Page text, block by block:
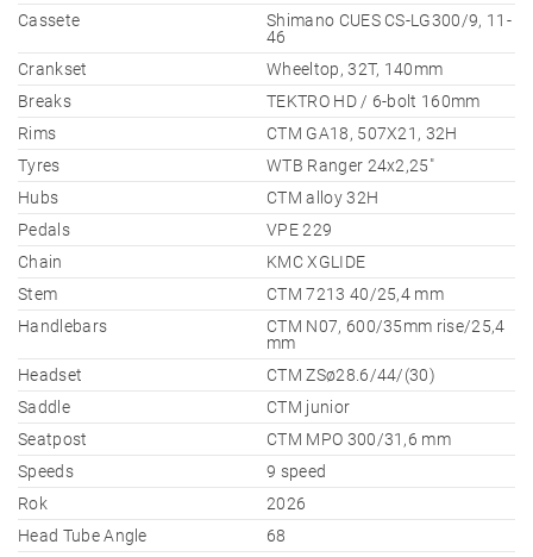
Cassete
Shimano CUES CS-LG300/9, 11-
46
Crankset
Wheeltop, 32T, 140mm
Breaks
TEKTRO HD / 6-bolt 160mm
Rims
CTM GA18, 507X21, 32H
Tyres
WTB Ranger 24x2,25"
Hubs
CTM alloy 32H
Pedals
VPE 229
Chain
KMC XGLIDE
Stem
CTM 7213 40/25,4 mm
Handlebars
CTM N07, 600/35mm rise/25,4
mm
Headset
CTM ZSø28.6/44/(30)
Saddle
CTM junior
Seatpost
CTM MPO 300/31,6 mm
Speeds
9 speed
Rok
2026
Head Tube Angle
68